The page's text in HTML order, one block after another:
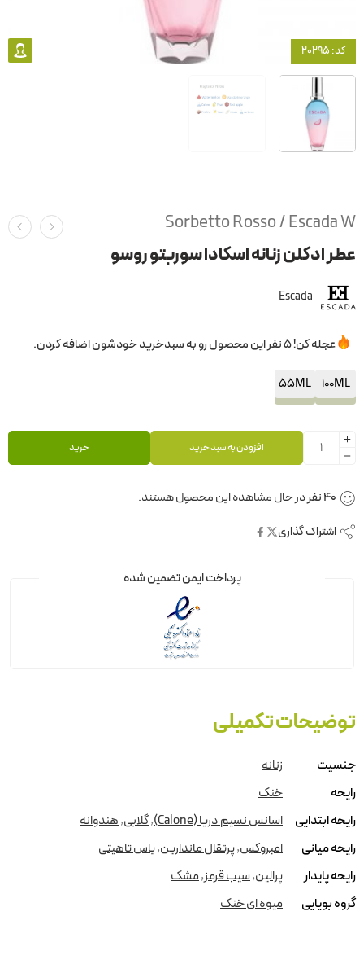
کد: 20295
Sorbetto Rosso / Escada W
عطر ادکلن زنانه اسکادا سوربتو روسو
Escada
عجله کن! 5 نفر این محصول رو به سبدخرید خودشون اضافه کردن.
100ML
55ML
افزودن به سبد خرید خرید
40نفردر حال مشاهده این محصول هستند.
اشتراک گذاری
پرداخت ایمن تضمین شده
توضیحات تکمیلی
جنسیت
زنانه
رایحه
خنک
رایحه ابتدایی
اسانس نسیم دریا (Calone) ,گلابی,هندوانه
رایحه میانی
امبروکس,پرتقال ماندارین,یاس تاهیتی
رایحه پایدار
پرالین,سیب قرمز,مشک
گروه بویایی
میوه ای خنک